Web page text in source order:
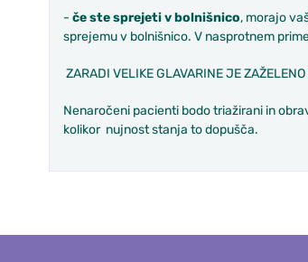
- če ste sprejeti v bolnišnico, morajo
sprejemu v bolnišnico. V nasprotnem
ZARADI VELIKE GLAVARINE JE
Nenaročeni pacienti bodo triažirani in
kolikor nujnost stanja to dopušča.